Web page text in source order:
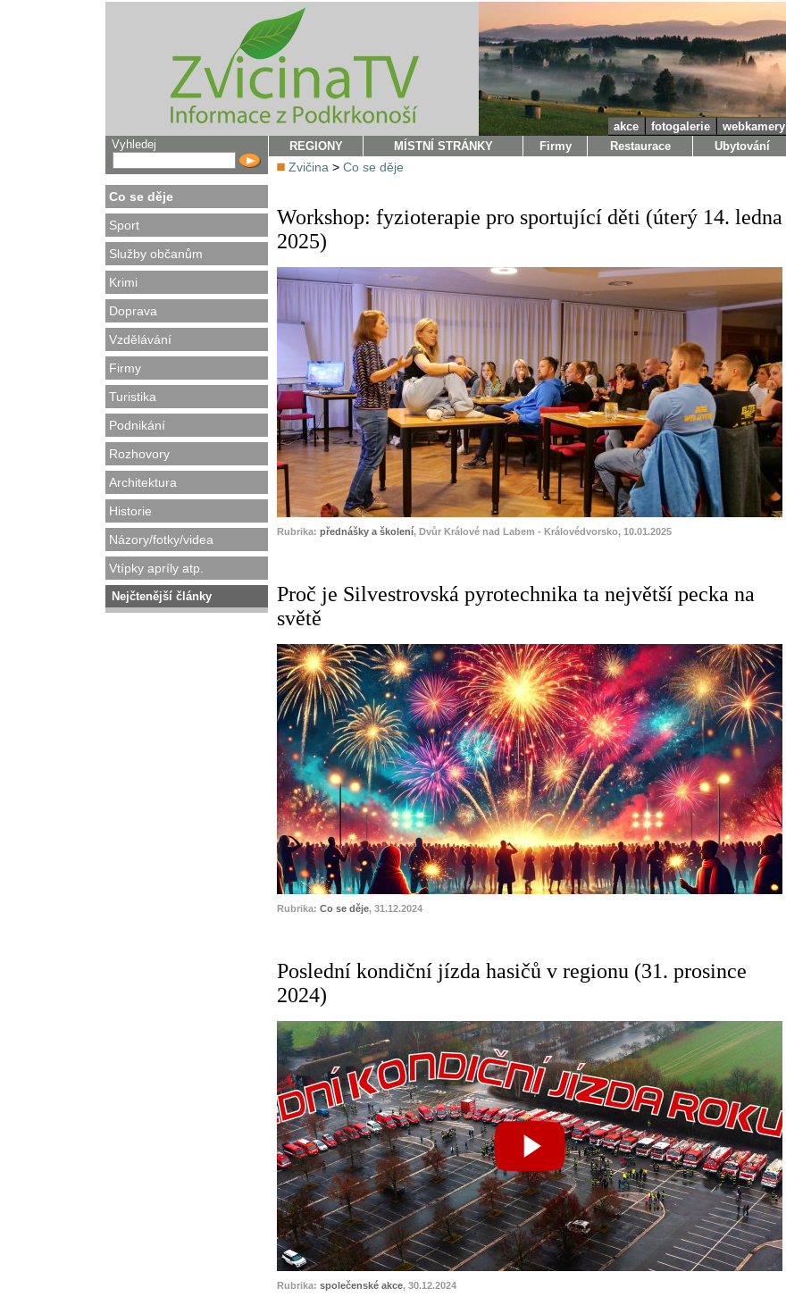
Vyhledej
Co se děje
Sport
Služby občanům
Krimi
Doprava
Vzdělávání
Firmy
Turistika
Podnikání
Rozhovory
Architektura
Historie
Názory/fotky/videa
Vtípky apríly atp.
Nejčtenější články
akce fotogalerie
webkamery
REGIONY
MÍSTNÍ STRÁNKY Firmy Restaurace Ubytování
Zvičina > Co se děje
Workshop: fyzioterapie pro sportující děti (úterý 14. ledna
2025)
Rubrika: přednášky a školení, Dvůr Králové nad Labem - Královédvorsko, 10.01.2025
Proč je Silvestrovská pyrotechnika ta největší pecka na
světě
Rubrika: Co se děje, 31.12.2024
Poslední kondiční jízda hasičů v regionu (31. prosince
2024)
Rubrika: společenské akce, 30.12.2024